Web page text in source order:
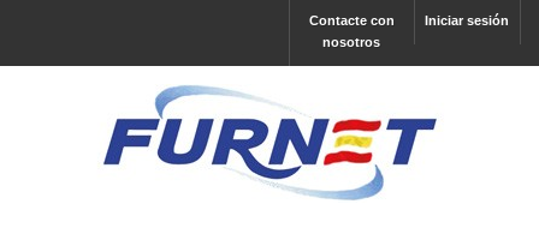
Iniciar sesión
Contacte con
nosotros